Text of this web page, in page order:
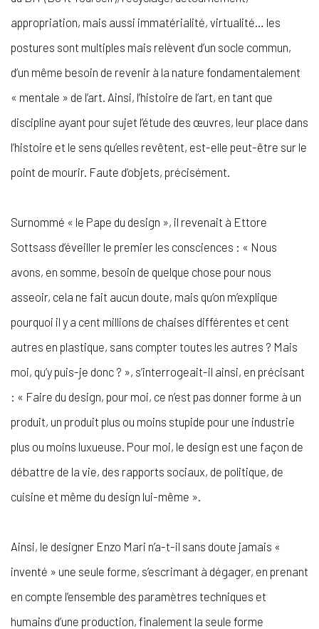
appropriation, mais aussi immatérialité, virtualité… les
postures sont multiples mais relèvent d’un socle commun,
d’un même besoin de revenir à la nature fondamentalement
« mentale » de l’art. Ainsi, l’histoire de l’art, en tant que
discipline ayant pour sujet l’étude des œuvres, leur place dans
l’histoire et le sens qu’elles revêtent, est-elle peut-être sur le
point de mourir. Faute d’objets, précisément.
Surnommé « le Pape du design », il revenait à Ettore
Sottsass d’éveiller le premier les consciences : « Nous
avons, en somme, besoin de quelque chose pour nous
asseoir, cela ne fait aucun doute, mais qu’on m’explique
pourquoi il y a cent millions de chaises différentes et cent
autres en plastique, sans compter toutes les autres ? Mais
moi, qu’y puis-je donc ? », s’interrogeait-il ainsi, en précisant
: « Faire du design, pour moi, ce n’est pas donner forme à un
produit, un produit plus ou moins stupide pour une industrie
plus ou moins luxueuse. Pour moi, le design est une façon de
débattre de la vie, des rapports sociaux, de politique, de
cuisine et même du design lui-même ».
Ainsi, le designer Enzo Mari n’a-t-il sans doute jamais «
inventé » une seule forme, s’escrimant à dégager, en prenant
en compte l’ensemble des paramètres techniques et
humains d’une production, finalement la seule forme